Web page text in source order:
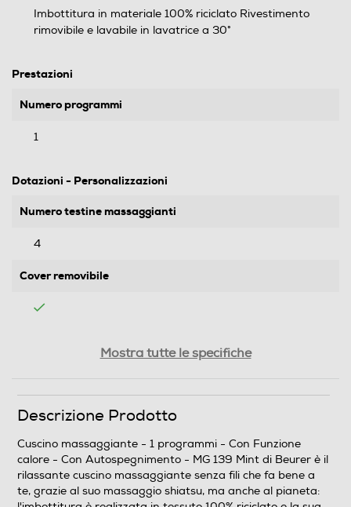
Imbottitura in materiale 100% riciclato Rivestimento
rimovibile e lavabile in lavatrice a 30°
Prestazioni
Numero programmi
1
Dotazioni - Personalizzazioni
Numero testine massaggianti
4
Cover removibile
Descrizione tipi di massaggio
Massaggio shiatsu con 4 testine rotanti in senso
orario/antiorario
Mostra tutte le specifiche
Descrizione Prodotto
Cuscino massaggiante - 1 programmi - Con Funzione
calore - Con Autospegnimento - MG 139 Mint di Beurer è il
rilassante cuscino massaggiante senza fili che fa bene a
te, grazie al suo massaggio shiatsu, ma anche al pianeta: